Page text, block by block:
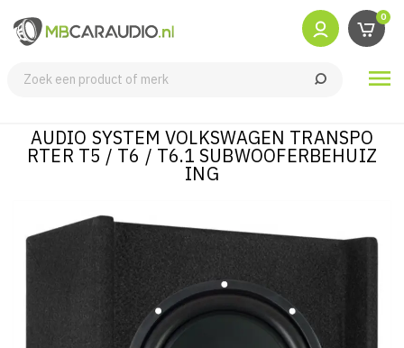
0

AUDIO SYSTEM VOLKSWAGEN TRANSPO
RTER T5 / T6 / T6.1 SUBWOOFERBEHUIZ
ING